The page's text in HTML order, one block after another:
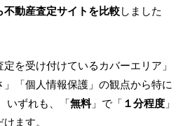
動産査定サイトを比較しました
を受け付けているカバーエリア」
」「個人情報保護」の観点から特に
いずれも、「無料」で「 １分程度 」
ます。